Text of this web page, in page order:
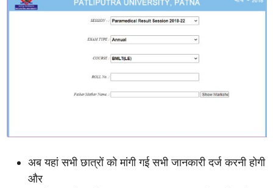
अब यहां सभी छात्रों को मांगी गई सभी जानकारी दर्ज करनी होगी
और